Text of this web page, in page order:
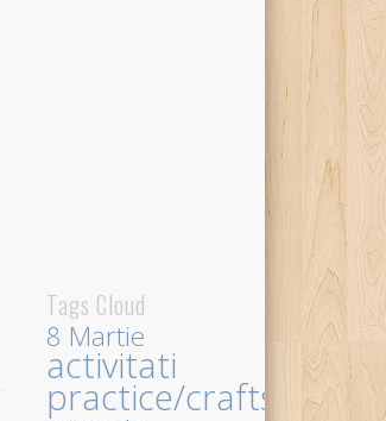
Tags Cloud
8 Martie
activitati
practice/crafts